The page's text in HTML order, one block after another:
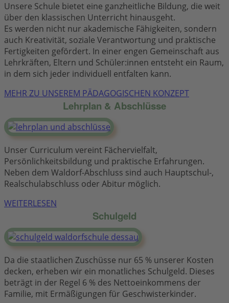
Unsere Schule bietet eine ganzheitliche Bildung, die weit
über den klassischen Unterricht hinausgeht.
Es werden nicht nur akademische Fähigkeiten, sondern
auch Kreativität, soziale Verantwortung und praktische
Fertigkeiten gefördert. In einer engen Gemeinschaft aus
Lehrkräften, Eltern und Schüler:innen entsteht ein Raum,
in dem sich jeder individuell entfalten kann.
MEHR ZU UNSEREM PÄDAGOGISCHEN KONZEPT
Lehrplan & Abschlüsse
Unser Curriculum vereint Fächervielfalt,
Persönlichkeitsbildung und praktische Erfahrungen.
Neben dem Waldorf-Abschluss sind auch Hauptschul-,
Realschulabschluss oder Abitur möglich.
WEITERLESEN
Schulgeld
Da die staatlichen Zuschüsse nur 65 % unserer Kosten
decken, erheben wir ein monatliches Schulgeld. Dieses
beträgt in der Regel 6 % des Nettoeinkommens der
Familie, mit Ermäßigungen für Geschwisterkinder.